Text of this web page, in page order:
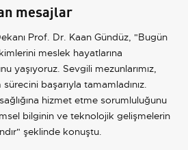
mesajlar
Prof. Dr. Kaan Gündüz, "Bugün
meslek hayatlarına
yaşıyoruz. Sevgili mezunlarımız,
başarıyla tamamladınız.
hizmet etme sorumluluğunu
bilginin ve teknolojik gelişmelerin
şeklinde konuştu.